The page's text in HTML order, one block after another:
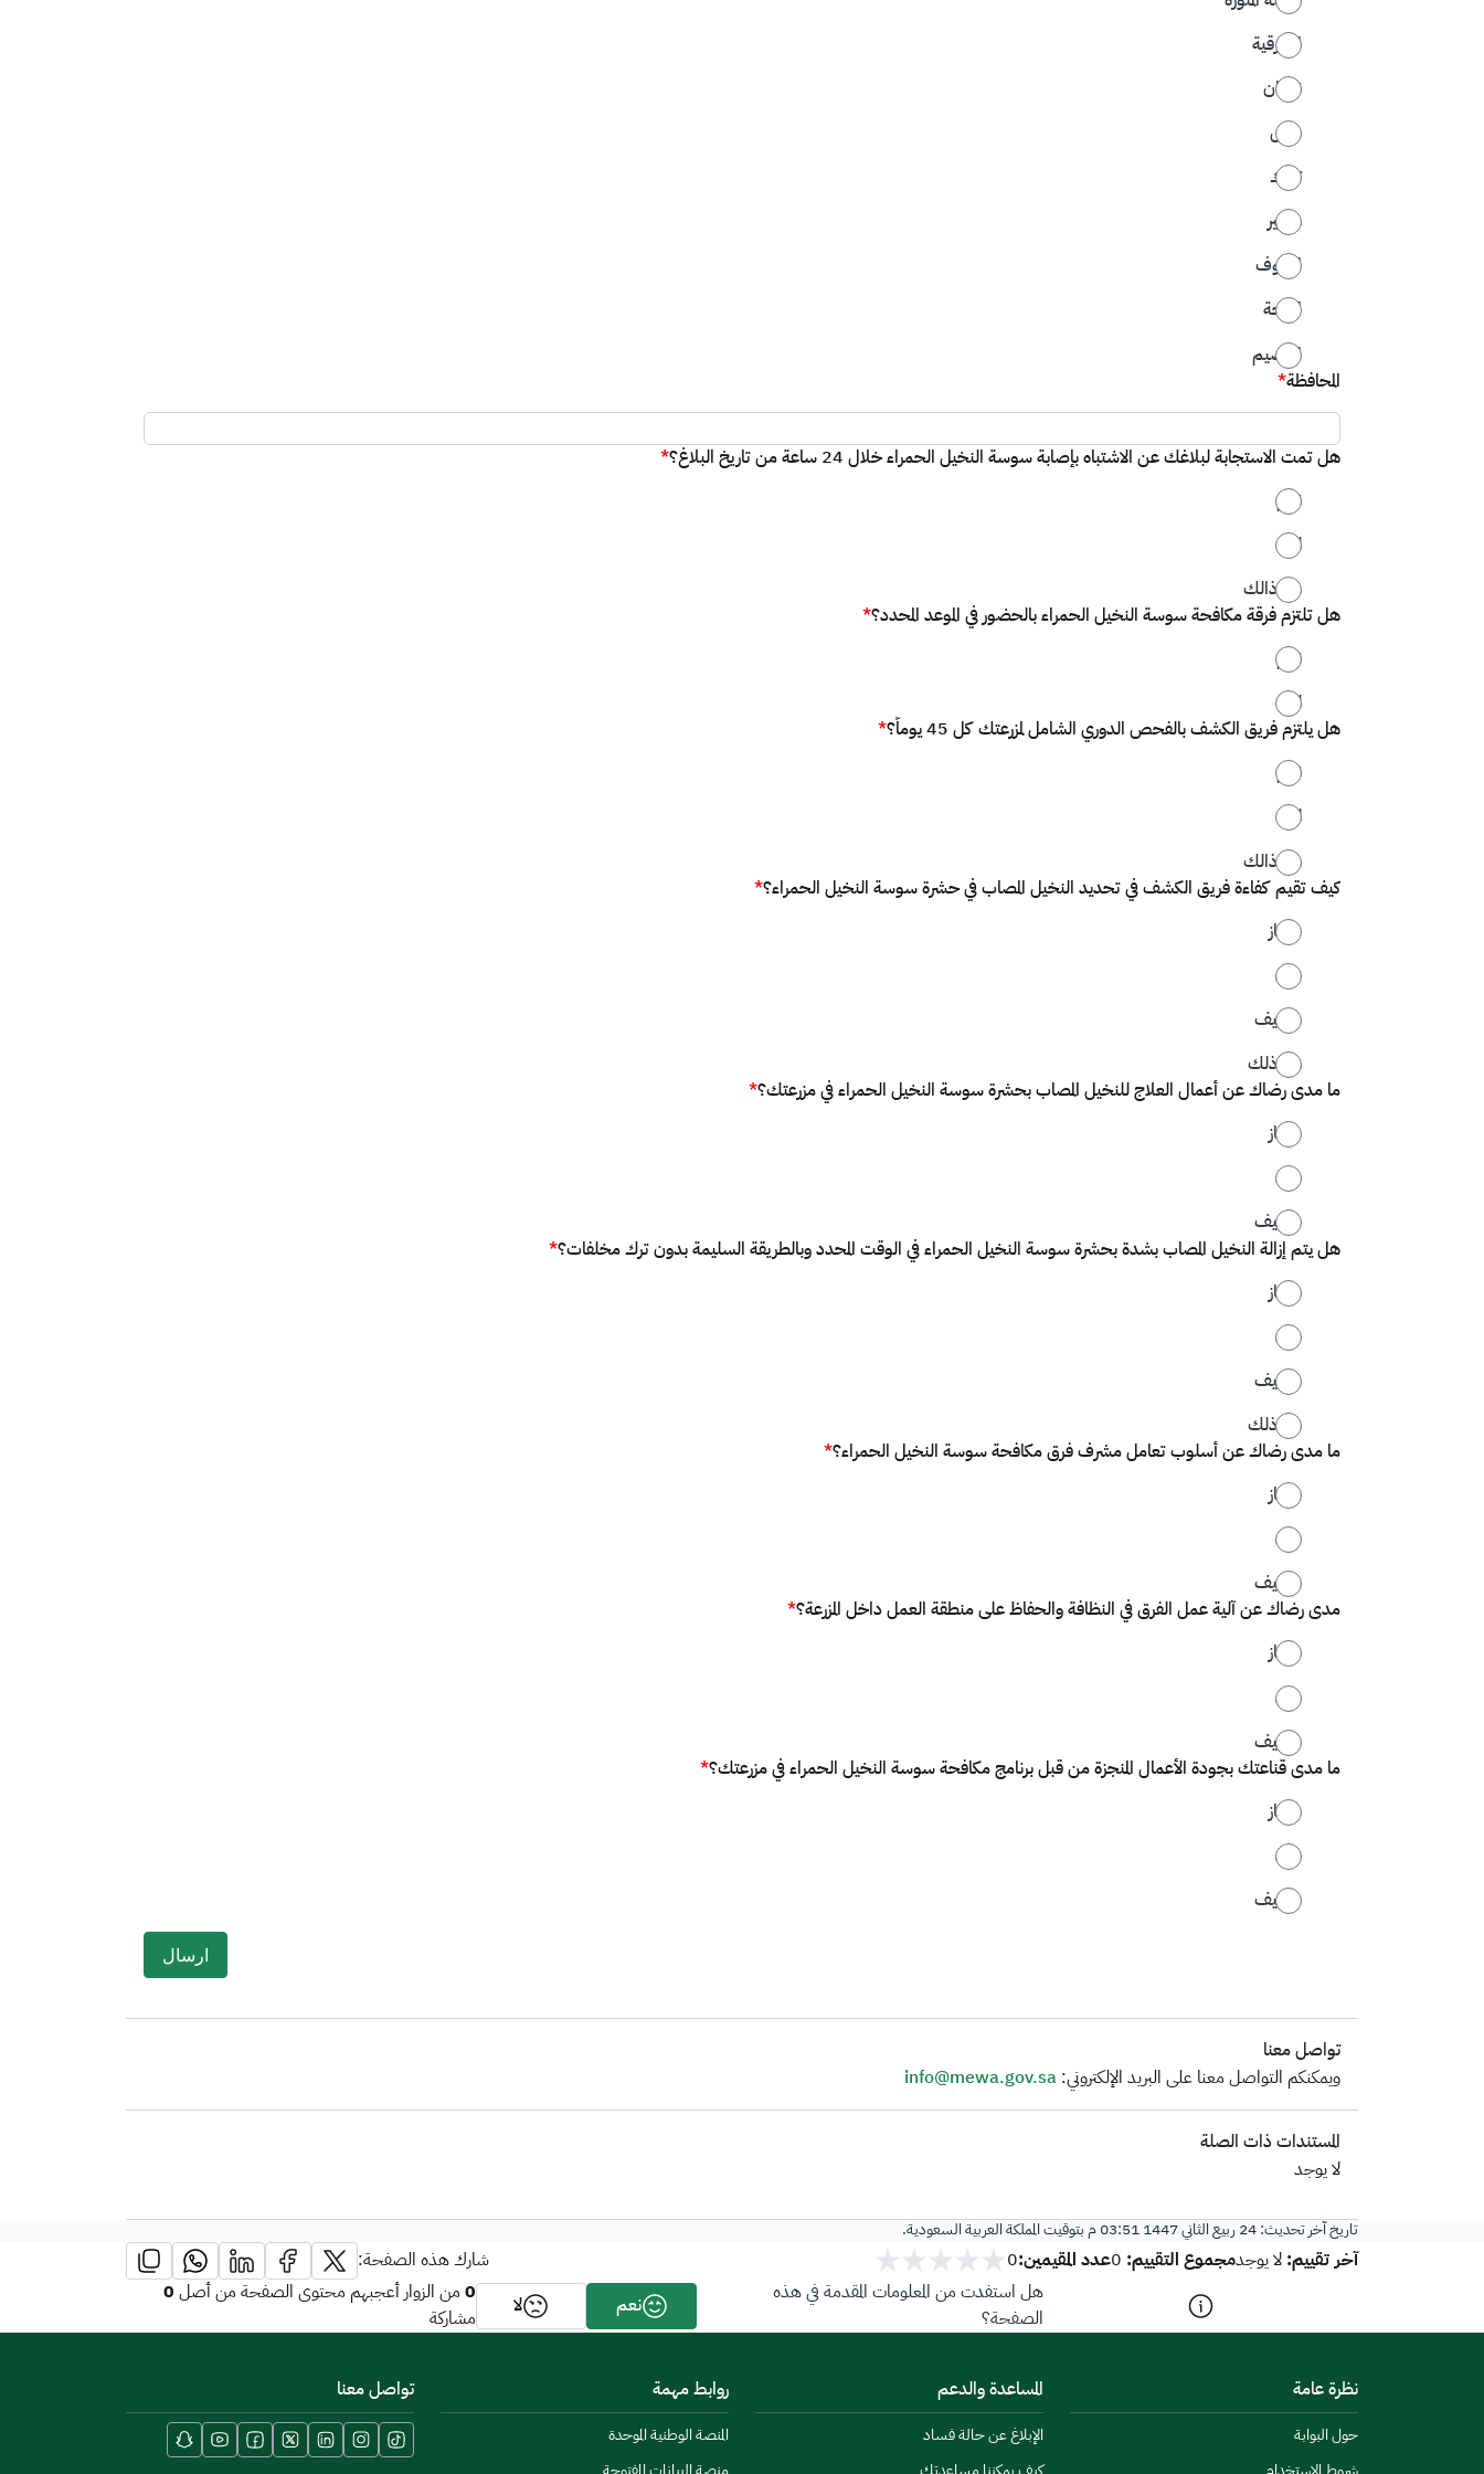
الشرقية
نجران
حائل
تبوك
عسير
الجوف
الباحة
القصيم
المحافظة*
هل تمت الاستجابة لبلاغك عن الاشتباه بإصابة سوسة النخيل الحمراء خلال 24 ساعة من تاريخ البلاغ؟
*
نعم
لا
غير ذالك
هل تلتزم فرقة مكافحة سوسة النخيل الحمراء بالحضور في الموعد المحدد؟*
نعم
لا
هل يلتزم فريق الكشف بالفحص الدوري الشامل لمزرعتك كل 45 يوماً؟
*
نعم
لا
غير ذالك
كيف تقيم كفاءة فريق الكشف في تحديد النخيل المصاب في حشرة سوسة النخيل الحمراء؟*
ممتاز
جيد
ضعيف
غير ذلك
ما مدى رضاك عن أعمال العلاج للنخيل المصاب بحشرة سوسة النخيل الحمراء في مزرعتك؟*
ممتاز
جيد
ضعيف
هل يتم إزالة النخيل المصاب بشدة بحشرة سوسة النخيل الحمراء في الوقت المحدد وبالطريقة السليمة بدون ترك مخلفات؟*
ممتاز
جيد
ضعيف
غير ذلك
ما مدى رضاك عن أسلوب تعامل مشرف فرق مكافحة سوسة النخيل الحمراء؟*
ممتاز
جيد
ضعيف
مدى رضاك عن آلية عمل الفرق في النظافة والحفاظ على منطقة العمل داخل المزرعة؟*
ممتاز
جيد
ضعيف
ما مدى قناعتك بجودة الأعمال المنجزة من قبل برنامج مكافحة سوسة النخيل الحمراء في مزرعتك؟*
ممتاز
جيد
ضعيف
تواصل معنا
​ويمكنكم التواصل معنا على البريد الإلكتروني:info@mewa.gov.sa
المستندات ذات الصلة
​لا يوجد
تاريخ آخر تحديث:24 ربيع الثاني 1447 03:51 م بتوقيت المملكة العربية السعودية.
آخر تقييم:لا يوجدمجموع التقييم: 0عدد المقيمين:0
شارك هذه الصفحة:
هل استفدت من المعلومات المقدمة في هذه
الصفحة؟
نعم لا 0من الزوار أعجبهم محتوى الصفحة من أصل0
مشاركة
نظرة عامة
حول البوابة
المساعدة والدعم
الإبلاغ عن حالة فساد
روابط مهمة
المنصة الوطنية الموحدة
تواصل معنا